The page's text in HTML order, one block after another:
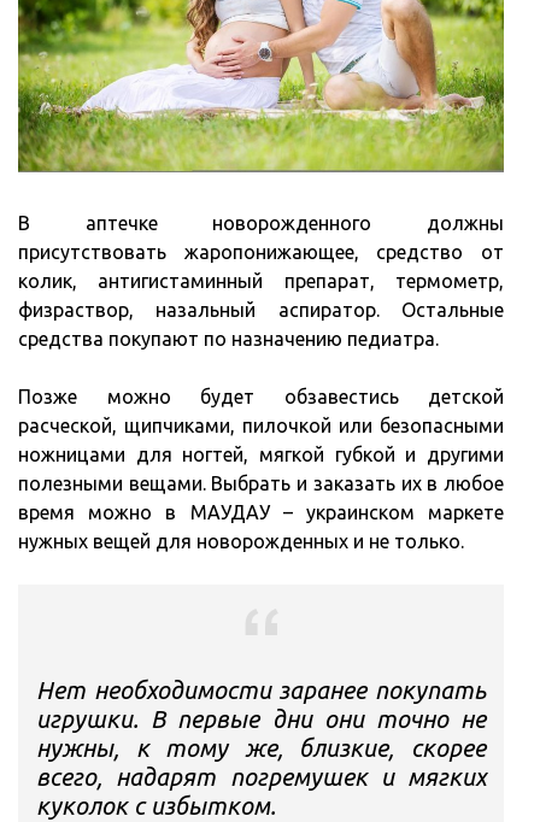
В аптечке новорожденного должны
присутствовать жаропонижающее, средство от
колик, антигистаминный препарат, термометр,
физраствор, назальный аспиратор. Остальные
средства покупают по назначению педиатра.
Позже можно будет обзавестись детской
расческой, щипчиками, пилочкой или безопасными
ножницами для ногтей, мягкой губкой и другими
полезными вещами. Выбрать и заказать их в любое
время можно в МАУДАУ – украинском маркете
нужных вещей для новорожденных и не только.
Нет необходимости заранее покупать
игрушки. В первые дни они точно не
нужны, к тому же, близкие, скорее
всего, надарят погремушек и мягких
куколок с избытком.